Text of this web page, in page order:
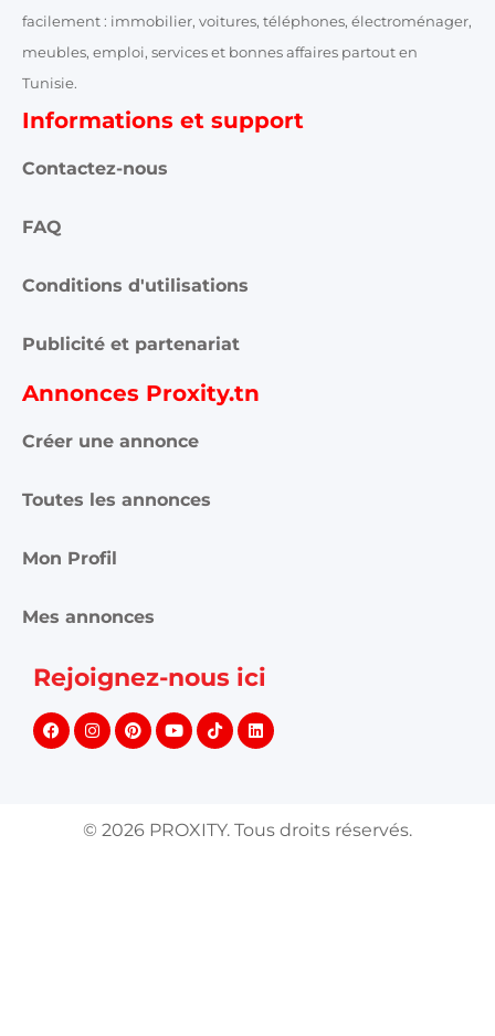
facilement : immobilier, voitures, téléphones, électroménager,
meubles, emploi, services et bonnes affaires partout en
Tunisie.
Informations et support
Contactez-nous
FAQ
Conditions d'utilisations
Publicité et partenariat
Annonces Proxity.tn
Créer une annonce
Toutes les annonces
Mon Profil
Mes annonces
Rejoignez-nous ici
© 2026 PROXITY. Tous droits réservés.